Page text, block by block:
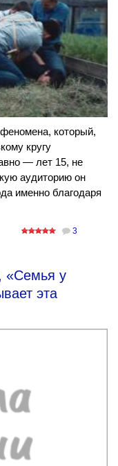
который,
кругу
— лет 15, не
аудиторию он
именно благодаря
3
«Семья у
эта